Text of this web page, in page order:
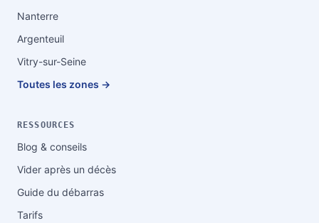
Nanterre
Argenteuil
Vitry-sur-Seine
Toutes les zones →
RESSOURCES
Blog & conseils
Vider après un décès
Guide du débarras
Tarifs